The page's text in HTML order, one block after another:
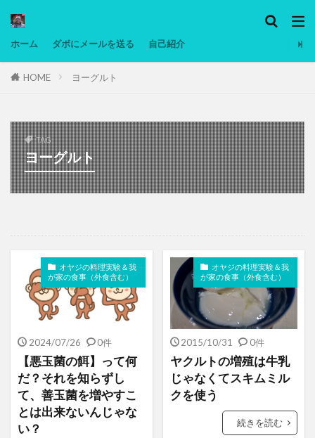
ホーム ダボにメールを送る 自己紹介
HOME ヨーグルト
TAG
ヨーグルト
オヤジの料理実験＆我
が家の食事（外食含む）
2024/07/26 0件
【悪玉菌の餌】って何
だ？それを知らずし
て、善玉菌を増やすこ
とは出来ないんじゃな
い？
オヤジの料理実験＆我
が家の食事（外食含む）
2015/10/31 0件
ヤクルトの増殖は牛乳
じゃなくてスキムミル
クを使う
続きを読む
タグ
マレーシア動画
ヨーグルト
低温調理・スロークッカー
低糖質ダイエット
備忘録
動画 日本人村社会 脱水シート